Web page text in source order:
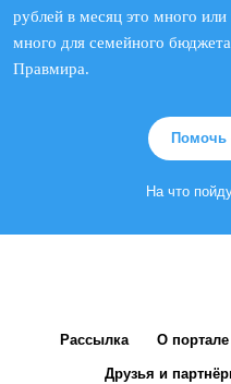
рублей в месяц это много
много для семейного
Правмира.
Помочь
На что
Рассылка О портале
Друзья и